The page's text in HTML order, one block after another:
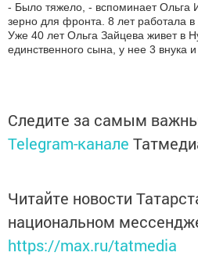
- Было тяжело, - вспоминает Ольга
зерно для фронта. 8 лет работала в
Уже 40 лет Ольга Зайцева живет в
единственного сына, у нее 3 внука и
Следите за самым
Telegram-канале
Читайте новости
национальном
https://max.ru/tatmedia